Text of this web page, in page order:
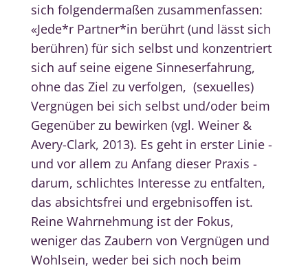
sich folgendermaßen zusammenfassen:
«Jede*r Partner*in berührt (und lässt sich
berühren) für sich selbst und konzentriert
sich auf seine eigene Sinneserfahrung,
ohne das Ziel zu verfolgen, (sexuelles)
Vergnügen bei sich selbst und/oder beim
Gegenüber zu bewirken (vgl. Weiner &
Avery-Clark, 2013). Es geht in erster Linie -
und vor allem zu Anfang dieser Praxis -
darum, schlichtes Interesse zu entfalten,
das absichtsfrei und ergebnisoffen ist.
Reine Wahrnehmung ist der Fokus,
weniger das Zaubern von Vergnügen und
Wohlsein, weder bei sich noch beim